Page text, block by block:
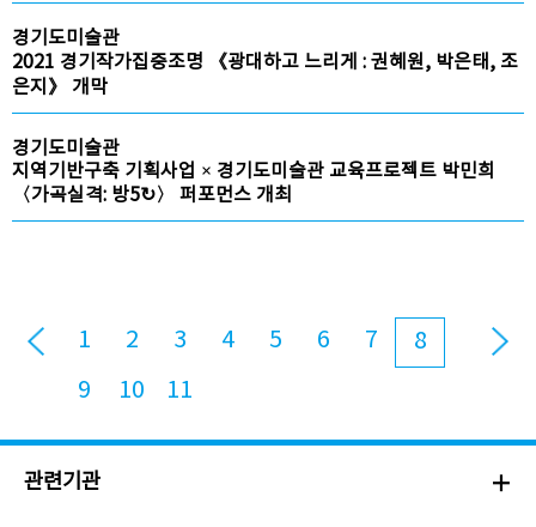
경기도미술관
2021 경기작가집중조명 《광대하고 느리게 : 권혜원, 박은태, 조
은지》 개막
경기도미술관
지역기반구축 기획사업 × 경기도미술관 교육프로젝트 박민희
〈가곡실격: 방5↻〉 퍼포먼스 개최
1 2 3 4 5 6 7
8
9
10 11
관련기관